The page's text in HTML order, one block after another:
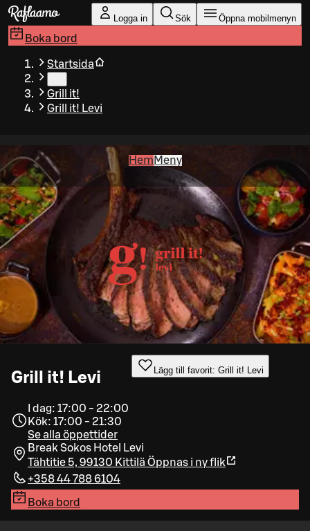
Gå till huvudinnehållet
Logga in Sök Öppna mobilmenyn
Boka bord
Startsida
Grill it!
Grill it! Levi
Hem Meny
Grill it! Levi Lägg till favorit: Grill it! Levi
I dag: 17:00 - 22:00
Kök: 17:00 - 21:30
Se alla öppettider
Break Sokos Hotel Levi
Tähtitie 5, 99130 Kittilä Öppnas i ny flik
+358 44 788 6104
Boka bord